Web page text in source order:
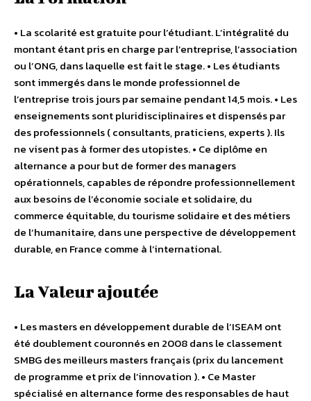
• La scolarité est gratuite pour l’étudiant. L’intégralité du
montant étant pris en charge par l’entreprise, l’association
ou l’ONG, dans laquelle est fait le stage. • Les étudiants
sont immergés dans le monde professionnel de
l’entreprise trois jours par semaine pendant 14,5 mois. • Les
enseignements sont pluridisciplinaires et dispensés par
des professionnels ( consultants, praticiens, experts ). Ils
ne visent pas à former des utopistes. • Ce diplôme en
alternance a pour but de former des managers
opérationnels, capables de répondre professionnellement
aux besoins de l’économie sociale et solidaire, du
commerce équitable, du tourisme solidaire et des métiers
de l’humanitaire, dans une perspective de développement
durable, en France comme à l’international.
La Valeur ajoutée
• Les masters en développement durable de l’ISEAM ont
été doublement couronnés en 2008 dans le classement
SMBG des meilleurs masters français (prix du lancement
de programme et prix de l’innovation ). • Ce Master
spécialisé en alternance forme des responsables de haut